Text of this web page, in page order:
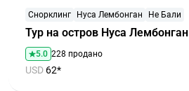
Тур на остров Нуса Лембонган
Снорклинг Нуса Лембонган Не Бали
5.0 228 продано
USD 62*